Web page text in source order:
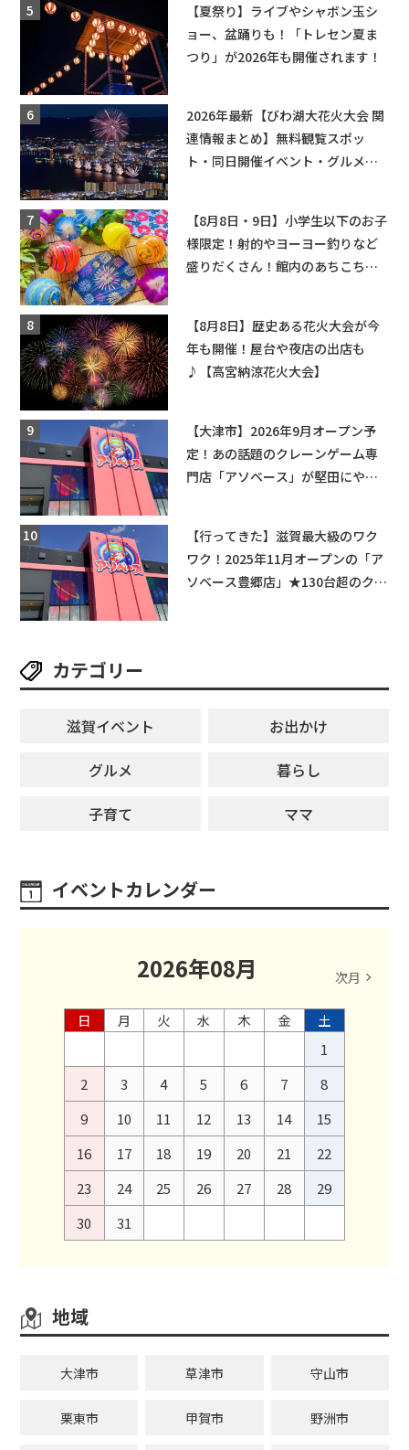
【夏祭り】ライブやシャボン玉シ
ョー、盆踊りも！「トレセン夏ま
つり」が2026年も開催されます！
2026年最新【びわ湖大花火大会 関
連情報まとめ】無料観覧スポッ
ト・同日開催イベント・グルメマ
【8月8日・9日】小学生以下のお子
様限定！射的やヨーヨー釣りなど
盛りだくさん！館内のあちこちに
【8月8日】歴史ある花火大会が今
年も開催！屋台や夜店の出店も
♪【高宮納涼花火大会】
【大津市】2026年9月オープン予
定！あの話題のクレーンゲーム専
門店「アソベース」が堅田にやっ
【行ってきた】滋賀最大級のワク
ワク！2025年11月オープンの「ア
ソベース豊郷店」★130台超のクレ
カテゴリー
滋賀イベント
お出かけ
グルメ
暮らし
子育て
ママ
イベントカレンダー
2026年08月 次月
日 月 火 水 木 金
土
1
2
3 4 5 6 7
8
9
10 11 12 13 14
15
16
17 18 19 20 21
22
23
24 25 26 27 28
29
30
31
地域
大津市 草津市 守山市
栗東市 甲賀市 野洲市